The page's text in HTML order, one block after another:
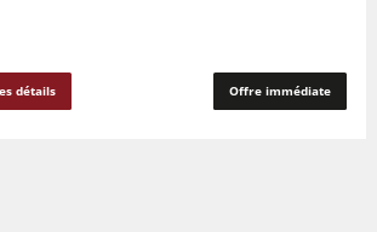
détails Offre immédiate